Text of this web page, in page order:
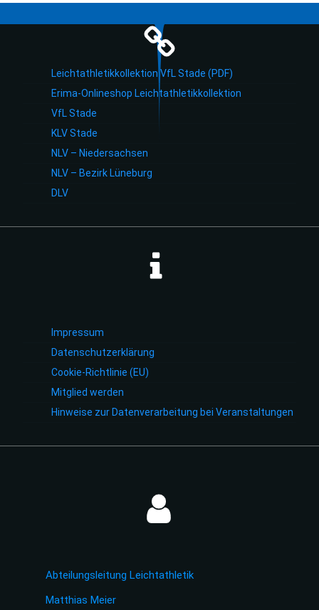
Leichtathletikkollektion VfL Stade (PDF)
Erima-Onlineshop Leichtathletikkollektion
VfL Stade
KLV Stade
NLV – Niedersachsen
NLV – Bezirk Lüneburg
DLV
Impressum
Datenschutzerklärung
Cookie-Richtlinie (EU)
Mitglied werden
Hinweise zur Datenverarbeitung bei Veranstaltungen
Abteilungsleitung Leichtathletik
Matthias Meier